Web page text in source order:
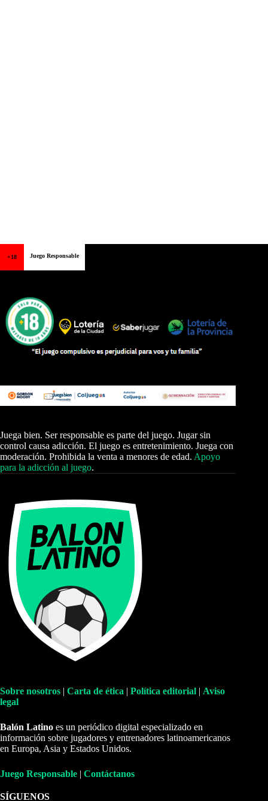
+18 Juego Responsable
Juega bien. Ser responsable es parte del juego. Jugar sin
control causa adicción. El juego es entretenimiento. Juega con
moderación. Prohibida la venta a menores de edad. Apoyo
para la adicción al juego.
Sobre nosotros | Carta de ética | Política editorial | Aviso
legal
Balón Latino es un periódico digital especializado en
información sobre jugadores y entrenadores latinoamericanos
en Europa, Asia y Estados Unidos.
Juego Responsable | Contáctanos
SÍGUENOS